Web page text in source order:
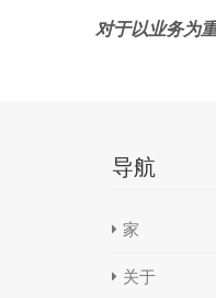
对于以业务为
导航
家
关于